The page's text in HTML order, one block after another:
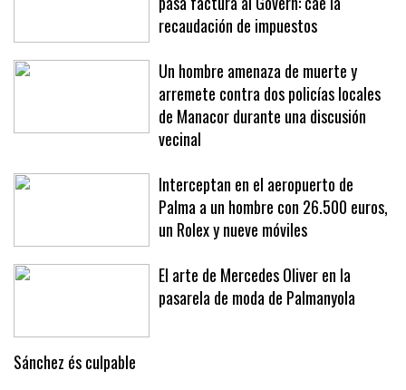
recaudación de impuestos
Un hombre amenaza de muerte y
arremete contra dos policías locales
de Manacor durante una discusión
vecinal
Interceptan en el aeropuerto de
Palma a un hombre con 26.500 euros,
un Rolex y nueve móviles
El arte de Mercedes Oliver en la
pasarela de moda de Palmanyola
Sánchez és culpable